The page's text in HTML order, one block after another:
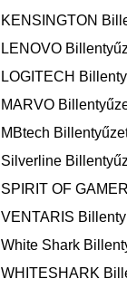
KENSINGTON
LENOVO
LOGITECH
MARVO
MBtech
Silverline
SPIRIT OF
VENTARIS
White Shark
WHITESHARK